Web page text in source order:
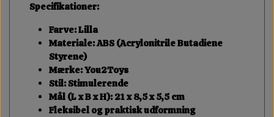
Specifikationer:
Farve: Lilla
Materiale: ABS (Acrylonitrile Butadiene
Styrene)
Mærke: You2Toys
Stil: Stimulerende
Mål (L x B x H): 21 x 8,5 x 5,5 cm
Fleksibel og praktisk udformning